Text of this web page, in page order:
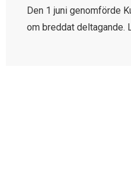
Den 1 juni genomförde
om breddat deltagande.